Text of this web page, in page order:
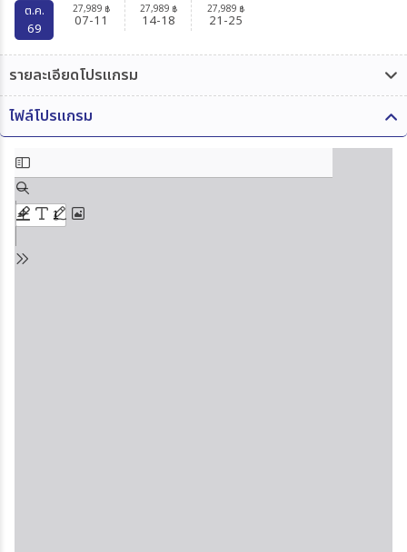
ต.ค.
69
27,989 ฿
07-11
27,989 ฿
14-18
27,989 ฿
21-25
รายละเอียดโปรแกรม
ไฟล์โปรแกรม